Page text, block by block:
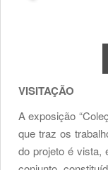
VISITAÇÃO
A exposição
que traz os
do projeto é vista,